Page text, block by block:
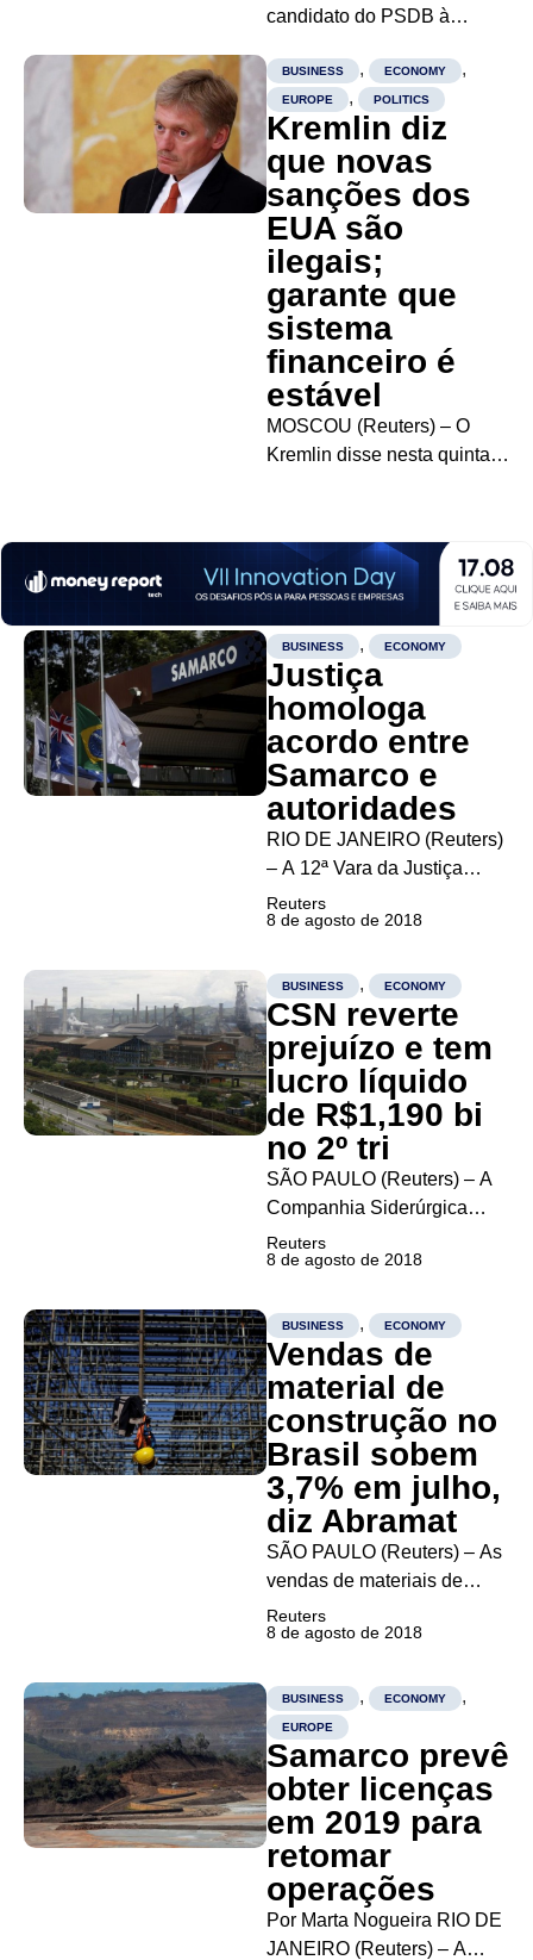
candidato do PSDB à
Alckmin, ouviu nesta sexta-
feira reclamação do setor de
máquinas sobre a mudança
do financiamento do Banco
Nacional de
Desenvolvimento
Econômico e Social, com a
entrada da Taxa de Longo...
BUSINESS , ECONOMY ,
EUROPE , POLITICS
Kremlin diz
que novas
sanções dos
EUA são
ilegais;
garante que
sistema
financeiro é
estável
MOSCOU (Reuters) – O
Kremlin disse nesta quinta-
anunciado pelos Estados
Unidos na véspera é ilegal
de acordo com a lei
internacional, e garantiu que
o sistema financeiro da
Rússia é estável....
BUSINESS , ECONOMY
Justiça
homologa
acordo entre
Samarco e
autoridades
RIO DE JANEIRO (Reuters)
– A 12ª Vara da Justiça
Federal de Minas Gerais
homologou nesta quarta-
Ajustamento de Conduta
Governança (TAC GOV)
firmado entre a mineradora
Samarco e autoridades que
amplia a participação das
pessoas atingidas...
Reuters
8 de agosto de 2018
BUSINESS , ECONOMY
CSN reverte
prejuízo e tem
lucro líquido
de R$1,190 bi
no 2º tri
SÃO PAULO (Reuters) – A
Companhia Siderúrgica
Nacional <CSN) teve lucro
líquido de 1,190 bilhão de
ante prejuízo de 640
milhões de reais no mesmo
período do ano passado, em
resultado beneficiado pela
venda de uma...
Reuters
8 de agosto de 2018
BUSINESS , ECONOMY
Vendas de
material de
construção no
Brasil sobem
3,7% em julho,
diz Abramat
SÃO PAULO (Reuters) – As
vendas de materiais de
construção no país
aumentaram 3,7 por cento
ano passado, em um sinal
de manutenção da
tendência de recuperação
do setor este ano, de acordo
Reuters
8 de agosto de 2018
BUSINESS , ECONOMY ,
EUROPE
Samarco prevê
obter licenças
em 2019 para
retomar
operações
Por Marta Nogueira RIO DE
JANEIRO (Reuters) – A